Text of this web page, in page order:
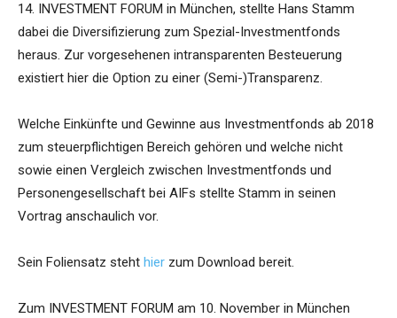
14. INVESTMENT FORUM in München, stellte Hans Stamm
dabei die Diversifizierung zum Spezial-Investmentfonds
heraus. Zur vorgesehenen intransparenten Besteuerung
existiert hier die Option zu einer (Semi-)Transparenz.
Welche Einkünfte und Gewinne aus Investmentfonds ab 2018
zum steuerpflichtigen Bereich gehören und welche nicht
sowie einen Vergleich zwischen Investmentfonds und
Personengesellschaft bei AIFs stellte Stamm in seinen
Vortrag anschaulich vor.
Sein Foliensatz steht hier zum Download bereit.
Zum INVESTMENT FORUM am 10. November in München